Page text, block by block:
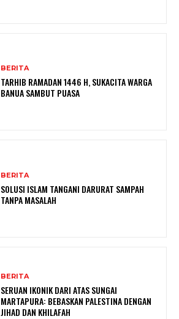
BERITA
TARHIB RAMADAN 1446 H, SUKACITA WARGA
BANUA SAMBUT PUASA
BERITA
SOLUSI ISLAM TANGANI DARURAT SAMPAH
TANPA MASALAH
BERITA
SERUAN IKONIK DARI ATAS SUNGAI
MARTAPURA: BEBASKAN PALESTINA DENGAN
JIHAD DAN KHILAFAH